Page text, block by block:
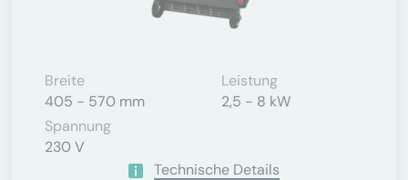
Breite
405 - 570 mm
Leistung
2,5 - 8 kW
Spannung
230 V
Technische Details